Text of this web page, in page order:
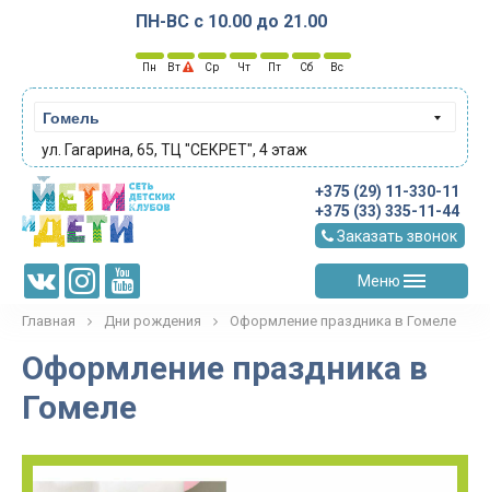
ПН-ВС с 10.00 до 21.00
Пн Вт Ср Чт Пт Сб Вс
Гомель
ул. Гагарина, 65, ТЦ "СЕКРЕТ", 4 этаж
+375 (29) 11-330-11
+375 (33) 335-11-44
Заказать звонок
Меню
Главная Дни рождения Оформление праздника в Гомеле
Оформление праздника в
Гомеле